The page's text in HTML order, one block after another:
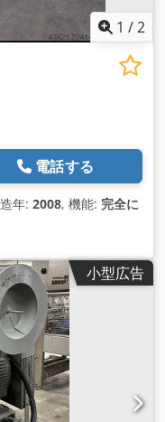
1 /2
電話する
年: 2008, 機能: 完全に
小型広告